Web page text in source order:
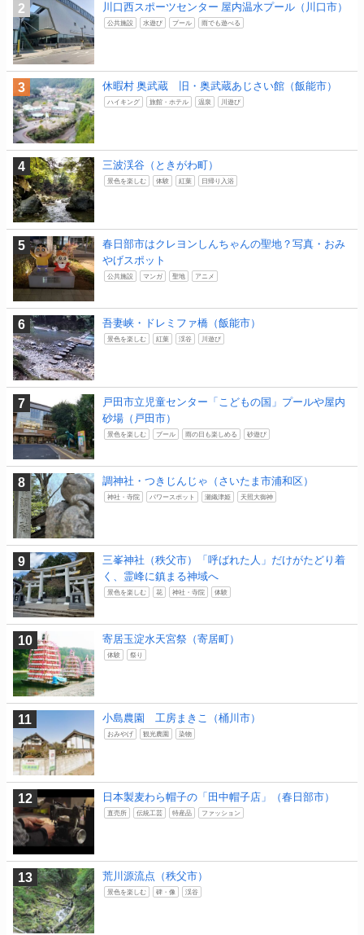
川口西スポーツセンター 屋内温水プール（川口市）
公共施設 水遊び プール 雨でも遊べる
休暇村 奥武蔵 旧・奥武蔵あじさい館（飯能市）
ハイキング 旅館・ホテル 温泉 川遊び
三波渓谷（ときがわ町）
景色を楽しむ 体験 紅葉 日帰り入浴
春日部市はクレヨンしんちゃんの聖地？写真・おみ
やげスポット
公共施設 マンガ 聖地 アニメ
吾妻峡・ドレミファ橋（飯能市）
景色を楽しむ 紅葉 渓谷 川遊び
戸田市立児童センター「こどもの国」プールや屋内
砂場（戸田市）
景色を楽しむ プール 雨の日も楽しめる 砂遊び
調神社・つきじんじゃ（さいたま市浦和区）
神社・寺院 パワースポット 瀬織津姫 天照大御神
三峯神社（秩父市）「呼ばれた人」だけがたどり着
く、霊峰に鎮まる神域へ
景色を楽しむ 花 神社・寺院 体験
寄居玉淀水天宮祭（寄居町）
体験 祭り
小島農園 工房まきこ（桶川市）
おみやげ 観光農園 染物
日本製麦わら帽子の「田中帽子店」（春日部市）
直売所 伝統工芸 特産品 ファッション
荒川源流点（秩父市）
景色を楽しむ 碑・像 渓谷